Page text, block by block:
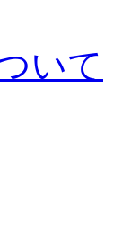
いて